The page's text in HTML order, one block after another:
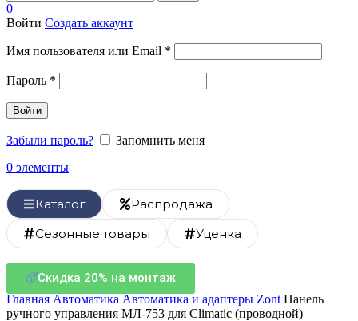
0
Войти Создать аккаунт
Имя пользователя или Email *
Пароль *
Войти
Забыли пароль?
Запомнить меня
0 элементы
Каталог
Распродажа
Сезонные товары
Уценка
Скидка 20% на монтаж
Главная Автоматика Автоматика и адаптеры Zont Панель
ручного управления MЛ-753 для Climatic (проводной)